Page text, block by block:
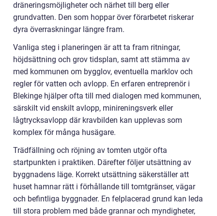
dräneringsmöjligheter och närhet till berg eller
grundvatten. Den som hoppar över förarbetet riskerar
dyra överraskningar längre fram.
Vanliga steg i planeringen är att ta fram ritningar,
höjdsättning och grov tidsplan, samt att stämma av
med kommunen om bygglov, eventuella marklov och
regler för vatten och avlopp. En erfaren entreprenör i
Blekinge hjälper ofta till med dialogen med kommunen,
särskilt vid enskilt avlopp, minireningsverk eller
lågtrycksavlopp där kravbilden kan upplevas som
komplex för många husägare.
Trädfällning och röjning av tomten utgör ofta
startpunkten i praktiken. Därefter följer utsättning av
byggnadens läge. Korrekt utsättning säkerställer att
huset hamnar rätt i förhållande till tomtgränser, vägar
och befintliga byggnader. En felplacerad grund kan leda
till stora problem med både grannar och myndigheter,